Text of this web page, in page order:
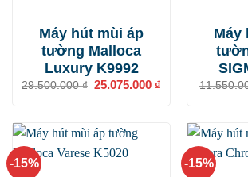
Máy hút mùi áp
tường Malloca
Luxury K9992
29.500.000₫ Giá
25.075.000 ₫
25.075.000 ₫.
Máy
-15% -15%